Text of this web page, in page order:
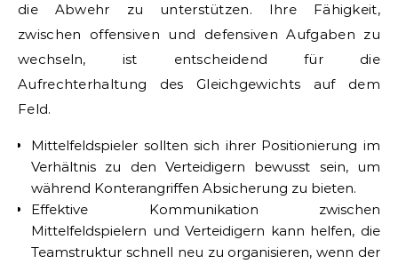
die Abwehr zu unterstützen. Ihre Fähigkeit,
zwischen offensiven und defensiven Aufgaben zu
wechseln, ist entscheidend für die
Aufrechterhaltung des Gleichgewichts auf dem
Feld.
Mittelfeldspieler sollten sich ihrer Positionierung im
Verhältnis zu den Verteidigern bewusst sein, um
während Konterangriffen Absicherung zu bieten.
Effektive Kommunikation zwischen
Mittelfeldspielern und Verteidigern kann helfen, die
Teamstruktur schnell neu zu organisieren, wenn der